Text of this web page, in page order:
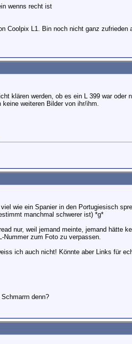
wenns recht ist
Coolpix L1. Bin noch nicht ganz zufrieden
klären werden, ob es ein L 399 war oder
weiteren Bilder von ihr/ihm.
wie ein Spanier in den Portugiesisch
manchmal schwerer ist) *g*
nur, weil jemand meinte, jemand hätte
Nummer zum Foto zu verpassen.
ich auch nicht! Könnte aber Links für
denn?